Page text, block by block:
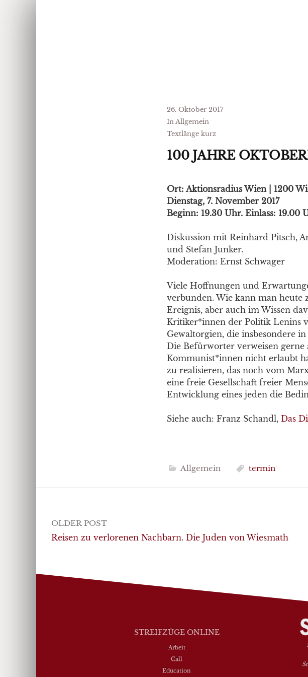
26. Oktober 2017
In Allgemein
Textlänge kurz
100 JAHRE
Ort: Aktionsradius Wien | 1200
Dienstag, 7. November 2017
Beginn: 19.30 Uhr. Einlass:
Diskussion mit Reinhard Pitsch,
und Stefan Junker.
Moderation: Ernst Schwager
Viele Hoffnungen und
verbunden. Wie kann man heute
Ereignis, aber auch im Wissen
Kritiker*innen der Politik Lenins
Gewaltorgien, die insbesondere
Die Befürworter verweisen gerne
Kommunist*innen nicht erlaubt
zu realisieren, das noch vom
eine freie Gesellschaft freier
Entwicklung eines jeden die
Siehe auch: Franz Schandl, Das
Allgemein termin
Post
navigation
OLDER POST
Reisen zu verlorenen Nachbarn. Die Juden von Wiesmath
STREIFZÜGE ONLINE
Arbeit
Call
Education